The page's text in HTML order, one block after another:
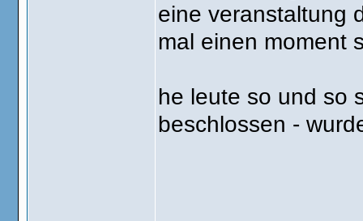
eine veranstaltung
mal einen moment
he leute so und so
beschlossen -